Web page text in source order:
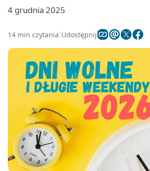
4 grudnia 2025
14 min czytania Udostępnij